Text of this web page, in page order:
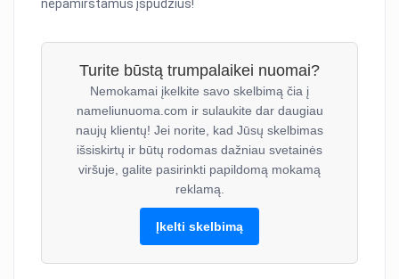
nepamirštamus įspūdžius!
Turite būstą trumpalaikei nuomai?
Nemokamai įkelkite savo skelbimą čia į
nameliunuoma.com ir sulaukite dar daugiau
naujų klientų! Jei norite, kad Jūsų skelbimas
išsiskirtų ir būtų rodomas dažniau svetainės
viršuje, galite pasirinkti papildomą mokamą
reklamą.
Įkelti skelbimą